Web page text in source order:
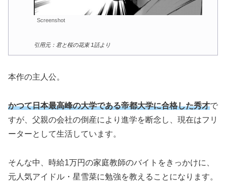
Screenshot
引用元：君と桜の花束 1話より
本作の主人公。
かつて日本最高峰の大学である帝都大学に合格した秀才で
すが、父親の会社の倒産により進学を断念し、現在はフリ
ーターとして生活しています。
そんな中、時給1万円の家庭教師のバイトをきっかけに、
元人気アイドル・星雪菜に勉強を教えることになります。